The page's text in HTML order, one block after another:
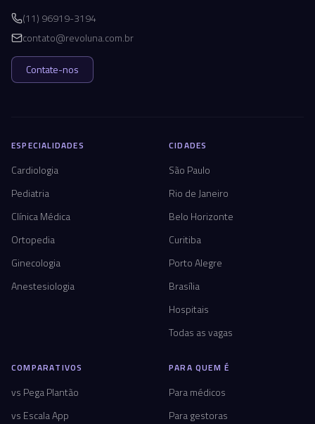
(11) 96919-3194
contato@revoluna.com.br
Contate-nos
ESPECIALIDADES
Cardiologia
Pediatria
Clínica Médica
Ortopedia
Ginecologia
Anestesiologia
CIDADES
São Paulo
Rio de Janeiro
Belo Horizonte
Curitiba
Porto Alegre
Brasília
Hospitais
Todas as vagas
COMPARATIVOS
vs Pega Plantão
vs Escala App
PARA QUEM É
Para médicos
Para gestoras